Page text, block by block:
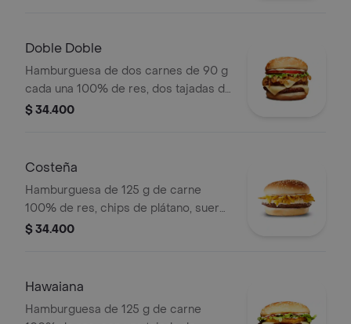
Doble Doble
Hamburguesa de dos carnes de 90 g
cada una 100% de res, dos tajadas de
queso tipo mozzarella, cebolla grillé,
$ 34.400
Costeña
Hamburguesa de 125 g de carne
100% de res, chips de plátano, suero,
queso costeño rallado y salsa blanca
$ 34.400
Hawaiana
Hamburguesa de 125 g de carne